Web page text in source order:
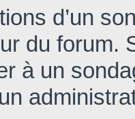
d’un
du forum.
à un